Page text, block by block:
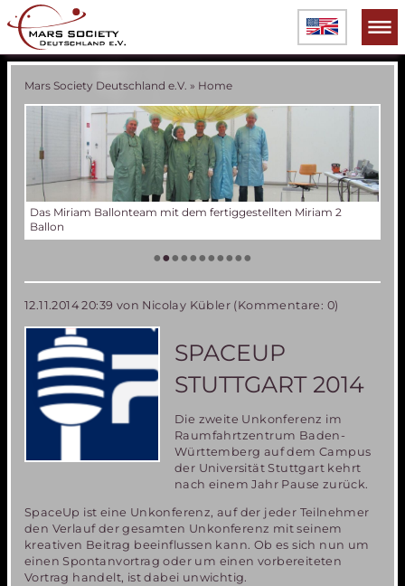
Mars Society Deutschland e.V. » Home
Verschiedene Phasen der Miriam 2 Ballonentwicklung
•••••••••••
12.11.2014 20:39 von Nicolay Kübler (Kommentare: 0)
SPACEUP
STUTTGART 2014
Die zweite Unkonferenz im
Raumfahrtzentrum Baden-
Württemberg auf dem Campus
der Universität Stuttgart kehrt
nach einem Jahr Pause zurück.
SpaceUp ist eine Unkonferenz, auf der jeder Teilnehmer
den Verlauf der gesamten Unkonferenz mit seinem
kreativen Beitrag beeinflussen kann. Ob es sich nun um
einen Spontanvortrag oder um einen vorbereiteten
Vortrag handelt, ist dabei unwichtig.